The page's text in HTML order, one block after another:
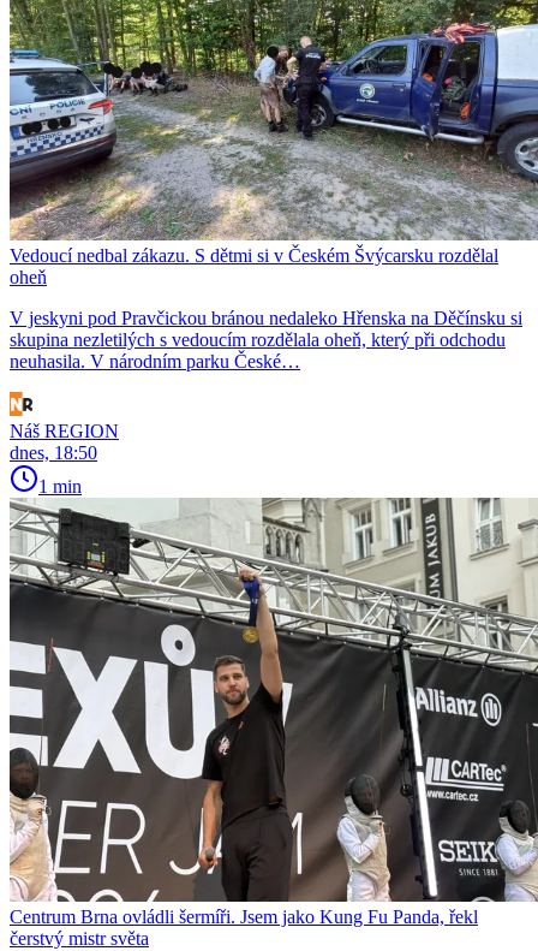
Vedoucí nedbal zákazu. S dětmi si v Českém Švýcarsku rozdělal
oheň
V jeskyni pod Pravčickou bránou nedaleko Hřenska na Děčínsku si
skupina nezletilých s vedoucím rozdělala oheň, který při odchodu
neuhasila. V národním parku České…
Náš REGION
dnes, 18:50
1 min
Centrum Brna ovládli šermíři. Jsem jako Kung Fu Panda, řekl
čerstvý mistr světa